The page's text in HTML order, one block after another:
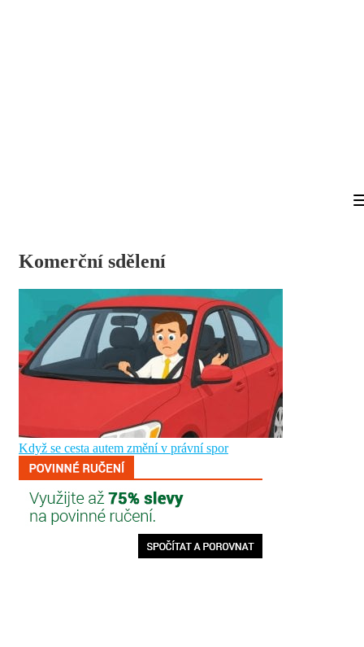
Komerční sdělení
Když se cesta autem změní v právní spor